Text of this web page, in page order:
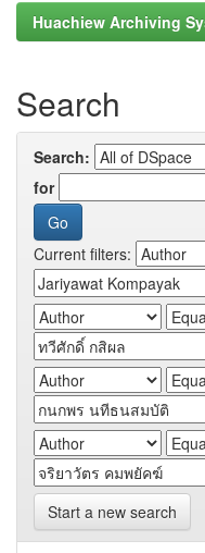
Huachiew Archiving
Search
Search:
for
Current filters:
Start a new search